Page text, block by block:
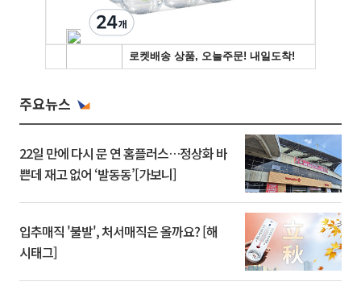
주요뉴스
22일 만에 다시 문 연 홈플러스…정상화 바
쁜데 재고 없어 ‘발동동’[가보니]
입추매직 '불발', 처서매직은 올까요? [해
시태그]